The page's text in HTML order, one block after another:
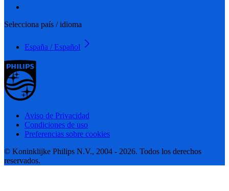
Selecciona país / idioma
España / Español
Aviso de Privacidad
Condiciones de uso
Preferencias sobre cookies
© Koninklijke Philips N.V., 2004 - 2026. Todos los derechos
reservados.